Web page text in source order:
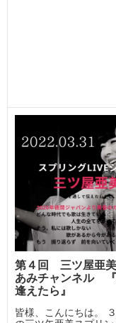
第４回 三ツ屋亜
あみチャンネル
逢えたら』
皆様、こんにちは。